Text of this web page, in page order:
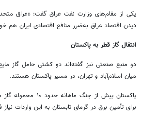
یکی از مقام‌های وزارت نفت عراق گفت: «عراق
دیدن اقتصاد عراق به‌ضرر منافع اقتصادی ایران هم
انتقال گاز قطر به پاکستان
دو منبع صنعتی نیز گفته‌اند دو کشتی حامل گاز
میان اسلام‌آباد و تهران، در مسیر پاکستان هستند.
پاکستان پیش از جنگ
برای تأمین برق در گرمای تابستان به این واردات نیاز